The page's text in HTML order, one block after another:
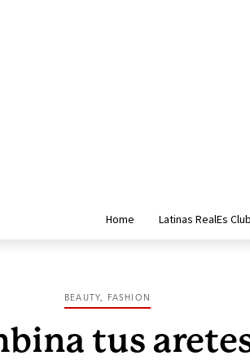
Home Latinas RealEs Club
BEAUTY FASHION
tus